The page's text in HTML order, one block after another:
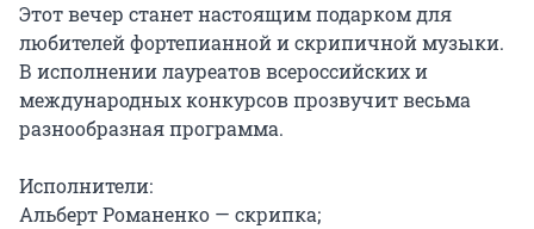
Этот вечер станет настоящим подарком для
любителей фортепианной и скрипичной музыки.
В исполнении лауреатов всероссийских и
международных конкурсов прозвучит весьма
разнообразная программа.
Исполнители:
Альберт Романенко — скрипка;